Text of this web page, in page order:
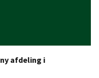
afdeling i